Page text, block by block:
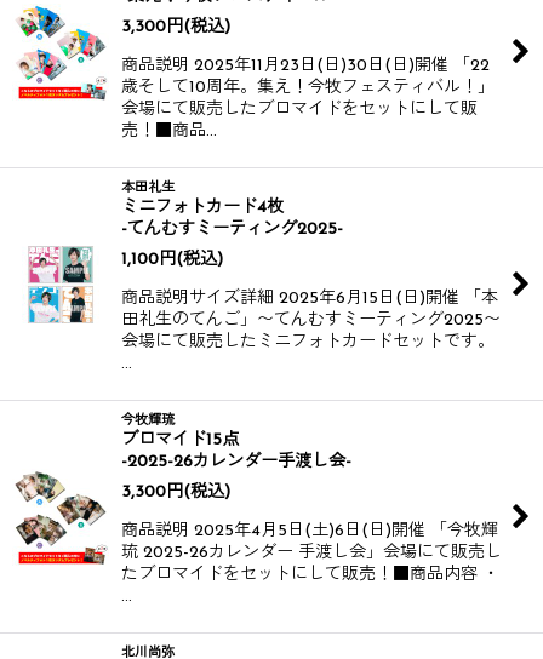
3,300 円(税込)
商品説明 2025年11月23日(日)30日(日)開催 「22
歳そして10周年。集え！今牧フェスティバル！」
会場にて販売したブロマイドをセットにして販
売！​​ ​​ ■商品…
本田礼生
ミニフォトカード4枚
-てんむすミーティング2025-
1,100 円(税込)
商品説明サイズ詳細 2025年6月15日(日)開催 「本
田礼生のてんご」〜てんむすミーティング2025〜
会場にて販売したミニフォトカードセットです。​​
…
今牧輝琉
ブロマイド15点
-2025-26カレンダー手渡し会-
3,300 円(税込)
商品説明 2025年4月5日(土)6日(日)開催 「今牧輝
琉 2025-26カレンダー 手渡し会」会場にて販売し
たブロマイドをセットにして販売！​​​​ ■商品内容 ・
…
北川尚弥